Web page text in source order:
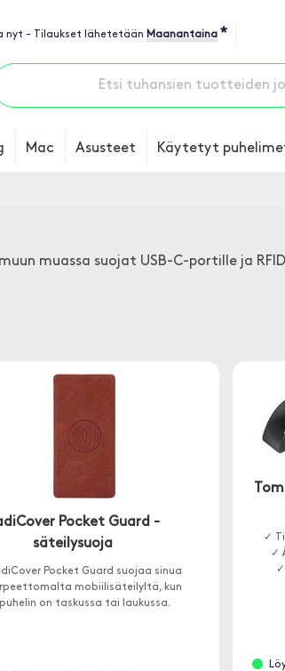
nyt - Tilaukset lähetetään Maanantaina *
Mac Asusteet Käytetyt
muassa suojat USB-C-portille ja
Pocket Guard -
säteilysuoja
Pocket Guard suojaa sinua
mobiilisäteilyltä, kun
puhelin on taskussa tai laukussa.
✓
✓